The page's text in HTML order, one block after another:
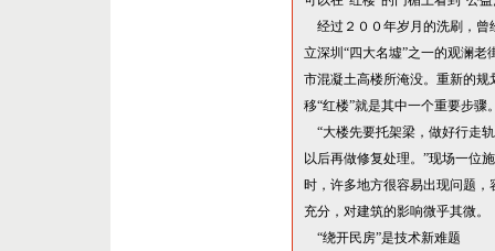
经过２００年岁月的洗刷，
立深圳 “四大名墟”之一的观澜老
市混凝土高楼所淹没。重新的
移“红楼”就是其中一个重要步骤
“大楼先要托架梁，做好行走
以后再做修复处理。 ”现场一位
时，许多地方很容易出现问题
充分，对建筑的影响微乎其微。
“绕开民房”是技术新难题